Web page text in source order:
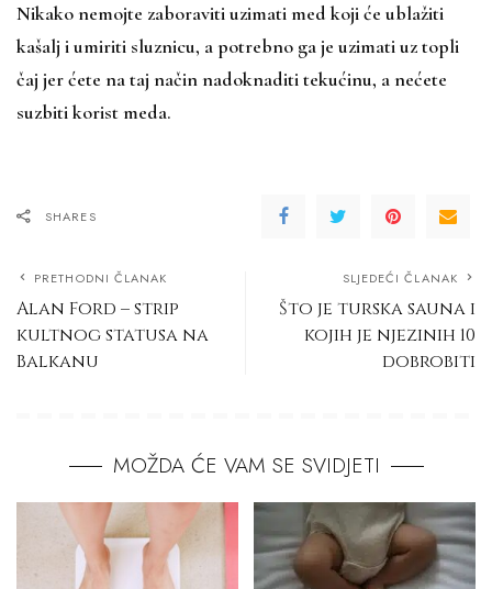
Nikako nemojte zaboraviti uzimati med koji će ublažiti
kašalj i umiriti sluznicu, a potrebno ga je uzimati uz topli
čaj jer ćete na taj način nadoknaditi tekućinu, a nećete
suzbiti korist meda.
SHARES
PRETHODNI ČLANAK
Alan Ford – strip
kultnog statusa na
Balkanu
SLJEDEĆI ČLANAK
Što je turska sauna i
kojih je njezinih 10
dobrobiti
MOŽDA ĆE VAM SE SVIDJETI